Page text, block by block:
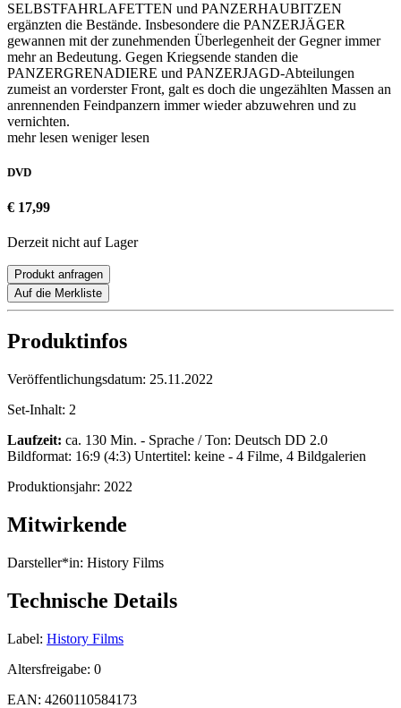
SELBSTFAHRLAFETTEN und PANZERHAUBITZEN
ergänzten die Bestände. Insbesondere die PANZERJÄGER
gewannen mit der zunehmenden Überlegenheit der Gegner immer
mehr an Bedeutung. Gegen Kriegsende standen die
PANZERGRENADIERE und PANZERJAGD-Abteilungen
zumeist an vorderster Front, galt es doch die ungezählten Massen an
anrennenden Feindpanzern immer wieder abzuwehren und zu
vernichten.
mehr lesen weniger lesen
DVD
€ 17,99
Derzeit nicht auf Lager
Produkt anfragen
Auf die Merkliste
Produktinfos
Veröffentlichungsdatum: 25.11.2022
Set-Inhalt: 2
Laufzeit: ca. 130 Min. - Sprache / Ton: Deutsch DD 2.0
Bildformat: 16:9 (4:3) Untertitel: keine - 4 Filme, 4 Bildgalerien
Produktionsjahr: 2022
Mitwirkende
Darsteller*in: History Films
Technische Details
Label: History Films
Altersfreigabe: 0
EAN: 4260110584173